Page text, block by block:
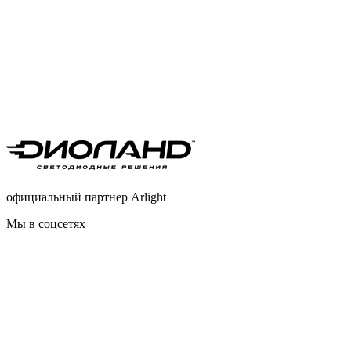
официальный партнер Arlight
Мы в соцсетях